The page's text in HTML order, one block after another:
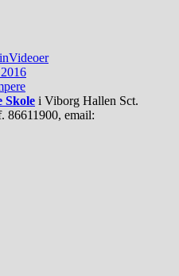
Kategorier
Videoer
Skole i Viborg Hallen Sct.
86611900, email: